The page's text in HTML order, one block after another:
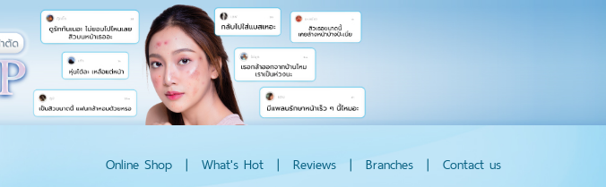
Online Shop | What's Hot | Reviews | Branches | Contact us